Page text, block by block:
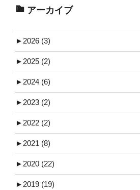
アーカイブ
► 2026 (3)
► 2025 (2)
► 2024 (6)
► 2023 (2)
► 2022 (2)
► 2021 (8)
► 2020 (22)
► 2019 (19)